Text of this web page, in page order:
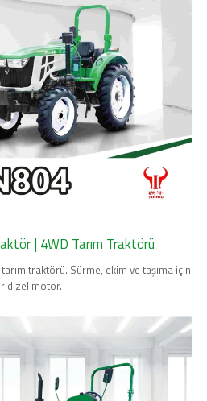
| 4WD Tarım Traktörü
traktörü. Sürme, ekim ve taşıma için
dizel motor.